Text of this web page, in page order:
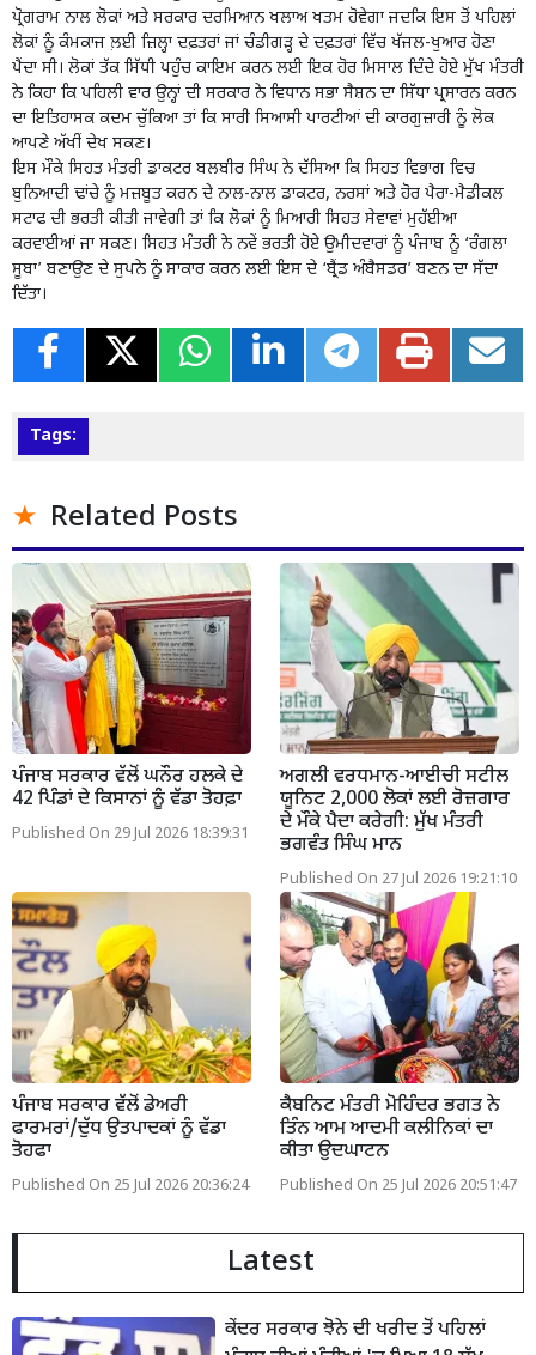
ਪ੍ਰੋਗਰਾਮ ਨਾਲ ਲੋਕਾਂ ਅਤੇ ਸਰਕਾਰ ਦਰਮਿਆਨ ਖਲਾਅ ਖਤਮ ਹੋਵੇਗਾ ਜਦਕਿ ਇਸ ਤੋਂ ਪਹਿਲਾਂ
ਲੋਕਾਂ ਨੂੰ ਕੰਮਕਾਜ ਲ਼ਈ ਜ਼ਿਲ੍ਹਾ ਦਫ਼ਤਰਾਂ ਜਾਂ ਚੰਡੀਗੜ੍ਹ ਦੇ ਦਫ਼ਤਰਾਂ ਵਿੱਚ ਖੱਜਲ-ਖੁਆਰ ਹੋਣਾ
ਪੈਂਦਾ ਸੀ। ਲੋਕਾਂ ਤੱਕ ਸਿੱਧੀ ਪਹੁੰਚ ਕਾਇਮ ਕਰਨ ਲਈ ਇਕ ਹੋਰ ਮਿਸਾਲ ਦਿੰਦੇ ਹੋਏ ਮੁੱਖ ਮੰਤਰੀ
ਨੇ ਕਿਹਾ ਕਿ ਪਹਿਲੀ ਵਾਰ ਉਨ੍ਹਾਂ ਦੀ ਸਰਕਾਰ ਨੇ ਵਿਧਾਨ ਸਭਾ ਸੈਸ਼ਨ ਦਾ ਸਿੱਧਾ ਪ੍ਰਸਾਰਨ ਕਰਨ
ਦਾ ਇਤਿਹਾਸਕ ਕਦਮ ਚੁੱਕਿਆ ਤਾਂ ਕਿ ਸਾਰੀ ਸਿਆਸੀ ਪਾਰਟੀਆਂ ਦੀ ਕਾਰਗੁਜ਼ਾਰੀ ਨੂੰ ਲੋਕ
ਆਪਣੇ ਅੱਖੀਂ ਦੇਖ ਸਕਣ।
ਇਸ ਮੌਕੇ ਸਿਹਤ ਮੰਤਰੀ ਡਾਕਟਰ ਬਲਬੀਰ ਸਿੰਘ ਨੇ ਦੱਸਿਆ ਕਿ ਸਿਹਤ ਵਿਭਾਗ ਵਿਚ
ਬੁਨਿਆਦੀ ਢਾਂਚੇ ਨੂੰ ਮਜ਼ਬੂਤ ਕਰਨ ਦੇ ਨਾਲ-ਨਾਲ ਡਾਕਟਰ, ਨਰਸਾਂ ਅਤੇ ਹੋਰ ਪੈਰਾ-ਮੈਡੀਕਲ
ਸਟਾਫ ਦੀ ਭਰਤੀ ਕੀਤੀ ਜਾਵੇਗੀ ਤਾਂ ਕਿ ਲੋਕਾਂ ਨੂੰ ਮਿਆਰੀ ਸਿਹਤ ਸੇਵਾਵਾਂ ਮੁਹੱਈਆ
ਕਰਵਾਈਆਂ ਜਾ ਸਕਣ। ਸਿਹਤ ਮੰਤਰੀ ਨੇ ਨਵੇਂ ਭਰਤੀ ਹੋਏ ਉਮੀਦਵਾਰਾਂ ਨੂੰ ਪੰਜਾਬ ਨੂੰ ‘ਰੰਗਲਾ
ਸੂਬਾ’ ਬਣਾਉਣ ਦੇ ਸੁਪਨੇ ਨੂੰ ਸਾਕਾਰ ਕਰਨ ਲਈ ਇਸ ਦੇ ‘ਬ੍ਰੈਂਡ ਅੰਬੈਸਡਰ’ ਬਣਨ ਦਾ ਸੱਦਾ
ਦਿੱਤਾ।
Tags:
Related Posts
ਪੰਜਾਬ ਸਰਕਾਰ ਵੱਲੋਂ ਘਨੌਰ ਹਲਕੇ ਦੇ
42 ਪਿੰਡਾਂ ਦੇ ਕਿਸਾਨਾਂ ਨੂੰ ਵੱਡਾ ਤੋਹਫ਼ਾ
Published On 29 Jul 2026 18:39:31
ਅਗਲੀ ਵਰਧਮਾਨ-ਆਈਚੀ ਸਟੀਲ
ਯੂਨਿਟ 2,000 ਲੋਕਾਂ ਲਈ ਰੋਜ਼ਗਾਰ
ਦੇ ਮੌਕੇ ਪੈਦਾ ਕਰੇਗੀ: ਮੁੱਖ ਮੰਤਰੀ
ਭਗਵੰਤ ਸਿੰਘ ਮਾਨ
Published On 27 Jul 2026 19:21:10
ਪੰਜਾਬ ਸਰਕਾਰ ਵੱਲੋਂ ਡੇਅਰੀ
ਫਾਰਮਰਾਂ/ਦੁੱਧ ਉਤਪਾਦਕਾਂ ਨੂੰ ਵੱਡਾ
ਤੋਹਫਾ
Published On 25 Jul 2026 20:36:24
ਕੈਬਨਿਟ ਮੰਤਰੀ ਮੋਹਿੰਦਰ ਭਗਤ ਨੇ
ਤਿੰਨ ਆਮ ਆਦਮੀ ਕਲੀਨਿਕਾਂ ਦਾ
ਕੀਤਾ ਉਦਘਾਟਨ
Published On 25 Jul 2026 20:51:47
Latest
ਕੇਂਦਰ ਸਰਕਾਰ ਝੋਨੇ ਦੀ ਖਰੀਦ ਤੋਂ ਪਹਿਲਾਂ